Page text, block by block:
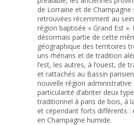
de Lorraine et de Champagne
retrouvées récemment au sein
région baptisée « Grand Est ».
désormais partie de cette
géographique des territoires
uns rhénans et de tradition
l’est, les autres, à l’ouest, de
et rattachés au Bassin
nouvelle région administrative
particularité d’abriter deux
traditionnel à pans de bois, à
et cependant forts différents :
en Champagne humide.